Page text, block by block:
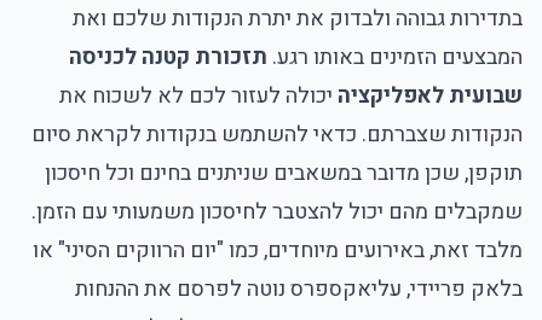
בתדירות גבוהה ולבדוק את יתרת הנקודות שלכם ואת
המבצעים הזמינים באותו רגע. תזכורת קטנה לכניסה
שבועית לאפליקציה יכולה לעזור לכם לא לשכוח את
הנקודות שצברתם. כדאי להשתמש בנקודות לקראת סיום
תוקפן, שכן מדובר במשאבים שניתנים בחינם וכל חיסכון
שמקבלים מהם יכול להצטבר לחיסכון משמעותי עם הזמן.
מלבד זאת, באירועים מיוחדים, כמו "יום הרווקים הסיני" או
בלאק פריידי, עליאקספרס נוטה לפרסם את ההנחות